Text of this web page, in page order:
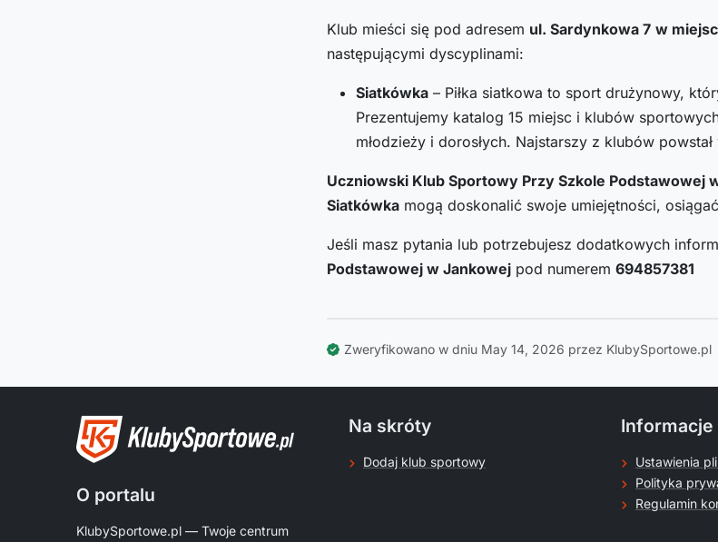
Klub mieści się pod adresem ul. Sardynkowa 7 w
następującymi dyscyplinami:
Siatkówka – Piłka siatkowa to sport drużynowy,
Prezentujemy katalog 15 miejsc i klubów
młodzieży i dorosłych. Najstarszy z klubów
Uczniowski Klub Sportowy Przy Szkole Podstawowej
Siatkówka mogą doskonalić swoje umiejętności,
Jeśli masz pytania lub potrzebujesz dodatkowych
Podstawowej w Jankowej pod numerem 694857381
Zweryfikowano w dniu May 14, 2026 przez KlubySportowe.pl
O portalu
KlubySportowe.pl — Twoje centrum
Na skróty
Dodaj klub sportowy
Informacje
Ustawienia
Polityka
Regulamin